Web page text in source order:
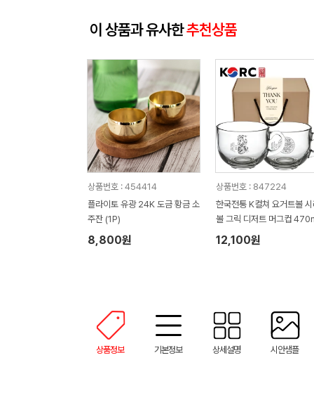
이 상품과 유사한추천상품
상품번호 : 454414
플라이토 유광 24K 도금 황금 소
주잔 (1P)
8,800원
상품번호 : 847224
한국전통 K컬쳐 요거트볼
볼 그릭 디저트 머그컵
P 기프팅
12,100원
상품정보 기본정보 상세설명 시안샘플